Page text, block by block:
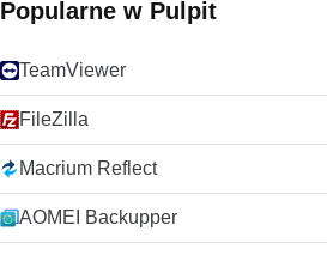
Popularne w Pulpit
TeamViewer
FileZilla
Macrium Reflect
AOMEI Backupper